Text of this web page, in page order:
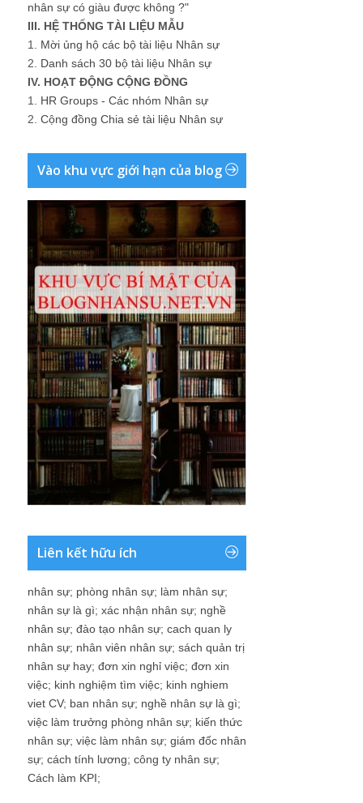
nhân sự có giàu được không ?"
III. HỆ THỐNG TÀI LIỆU MẪU
1. Mời ủng hộ các bộ tài liệu Nhân sự
2. Danh sách 30 bộ tài liệu Nhân sự
IV. HOẠT ĐỘNG CỘNG ĐỒNG
1. HR Groups - Các nhóm Nhân sự
2. Cộng đồng Chia sẻ tài liệu Nhân sự
Vào khu vực giới hạn của blog
Liên kết hữu ích
nhân sự; phòng nhân sự; làm nhân sự;
nhân sự là gì; xác nhận nhân sự; nghề
nhân sự; đào tạo nhân sự; cach quan ly
nhân sự; nhân viên nhân sự; sách quản trị
nhân sự hay; đơn xin nghỉ việc; đơn xin
việc; kinh nghiệm tìm việc; kinh nghiem
viet CV; ban nhân sự; nghề nhân sự là gì;
việc làm trưởng phòng nhân sự; kiến thức
nhân sự; việc làm nhân sự; giám đốc nhân
sự; cách tính lương; công ty nhân sự;
Cách làm KPI;